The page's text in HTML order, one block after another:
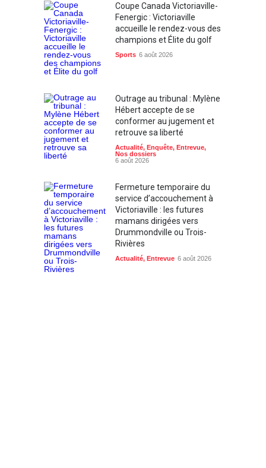
Coupe Canada Victoriaville-
Fenergic : Victoriaville
accueille le rendez-vous des
champions et Élite du golf
Sports 6 août 2026
Outrage au tribunal : Mylène
Hébert accepte de se
conformer au jugement et
retrouve sa liberté
Actualité, Enquête, Entrevue,
Nos dossiers
6 août 2026
Fermeture temporaire du
service d’accouchement à
Victoriaville : les futures
mamans dirigées vers
Drummondville ou Trois-
Rivières
Actualité, Entrevue 6 août 2026